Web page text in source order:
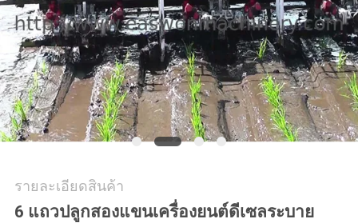
แผนผัง
เว็บไซต์
PRIVACY
รายละเอียดสินค้า
6 แถวปลูกสองแขนเครื่องยนต์ดีเซลระบาย